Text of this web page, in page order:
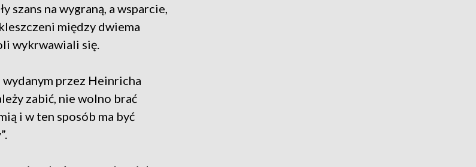
szans na wygraną, a wsparcie,
między dwiema
wykrwawiali się.
przez Heinricha
zabić, nie wolno brać
i w ten sposób ma być